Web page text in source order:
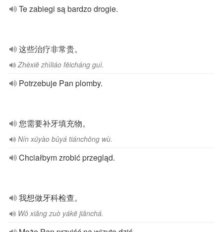
Te zabiegi są bardzo drogie.
这些治疗非常贵。
Zhèxiē zhìliáo fēicháng guì.
Potrzebuje Pan plomby.
您需要补牙填充物。
Nín xūyào bǔyá tiánchōng wù.
Chciałbym zrobić przegląd.
我想做牙科检查。
Wǒ xiǎng zuò yákē jiǎnchá.